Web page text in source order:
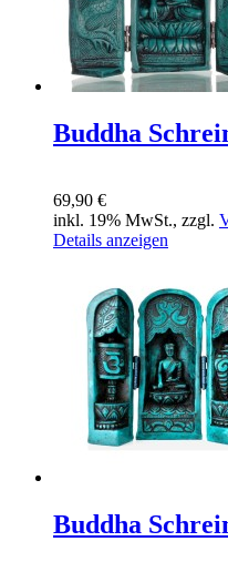
Buddha
69,90 €
inkl. 19% MwSt., zzgl.
Details anzeigen
Buddha